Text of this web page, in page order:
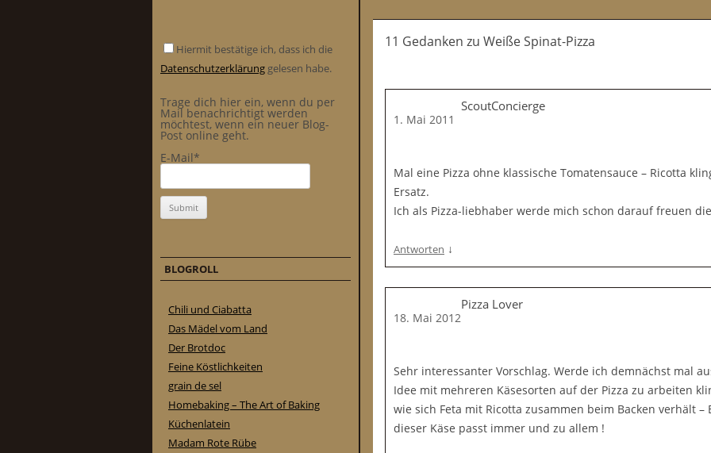
11 Gedanken zu Weiße Spinat-Pizza
ScoutConcierge
1. Mai 2011
Mal eine Pizza ohne klassische Tomatensauce – Ricotta
Ersatz.
Ich als Pizza-liebhaber werde mich schon darauf freuen
Antworten ↓
Pizza Lover
18. Mai 2012
Sehr interessanter Vorschlag. Werde ich demnächst mal
Idee mit mehreren Käsesorten auf der Pizza zu arbeiten
wie sich Feta mit Ricotta zusammen beim Backen verhält
dieser Käse passt immer und zu allem !
Hiermit bestätige ich, dass ich die
Datenschutzerklärung gelesen habe.
Trage dich hier ein, wenn du per
Mail benachrichtigt werden
möchtest, wenn ein neuer Blog-
Post online geht.
E-Mail*
BLOGROLL
Chili und Ciabatta
Das Mädel vom Land
Der Brotdoc
Feine Köstlichkeiten
grain de sel
Homebaking – The Art of Baking
Küchenlatein
Madam Rote Rübe